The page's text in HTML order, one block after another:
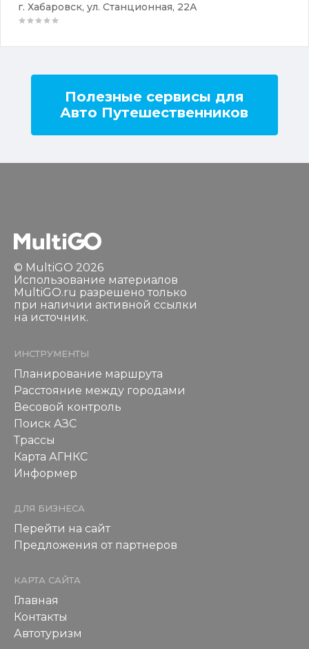
г. Хабаровск, ул. Станционная, 22А
Полезные сервисы для
Авто Путешественников
© MultiGO 2026
Использование материалов
MultiGO.ru разрешено только
при наличии активной ссылки
на источник.
ИНСТРУМЕНТЫ
Планирование маршрута
Расстояние между городами
Весовой контроль
Поиск АЗС
Трассы
Карта АГНКС
Информер
ДЛЯ БИЗНЕСА
Перейти на сайт
Предложения от партнеров
КАРТА САЙТА
Главная
Контакты
Автотуризм